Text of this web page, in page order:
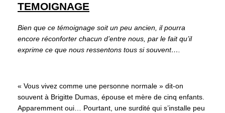
TEMOIGNAGE
Bien que ce témoignage soit un peu ancien, il pourra
encore réconforter chacun d’entre nous, par le fait qu’il
exprime ce que nous ressentons tous si souvent….
« Vous vivez comme une personne normale » dit-on
souvent à Brigitte Dumas, épouse et mère de cinq enfants.
Apparemment oui… Pourtant, une surdité qui s’installe peu